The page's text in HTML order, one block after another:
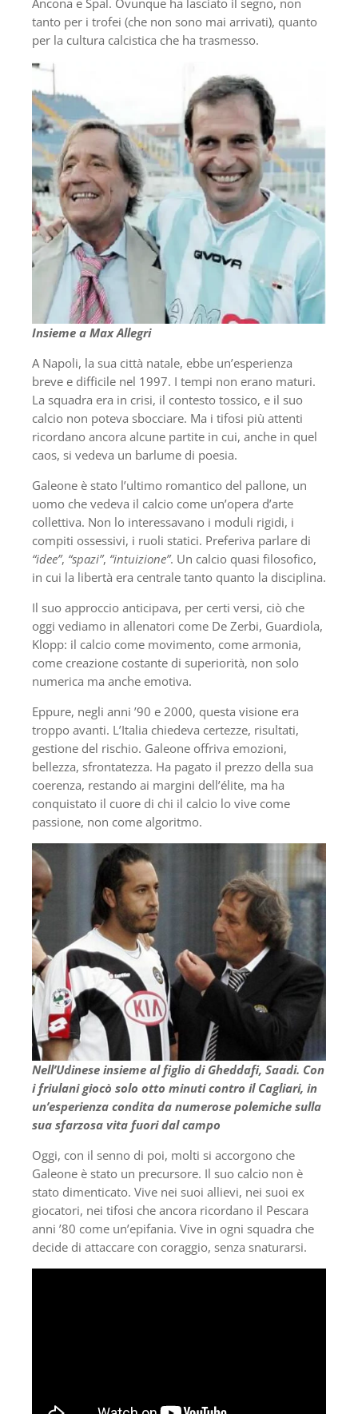
tanto per i trofei (che non sono mai arrivati), quanto
per la cultura calcistica che ha trasmesso.
Insieme a Max Allegri
A Napoli, la sua città natale, ebbe un’esperienza
breve e difficile nel 1997. I tempi non erano maturi.
La squadra era in crisi, il contesto tossico, e il suo
calcio non poteva sbocciare. Ma i tifosi più attenti
ricordano ancora alcune partite in cui, anche in quel
caos, si vedeva un barlume di poesia.
Galeone è stato l’ultimo romantico del pallone, un
uomo che vedeva il calcio come un’opera d’arte
collettiva. Non lo interessavano i moduli rigidi, i
compiti ossessivi, i ruoli statici. Preferiva parlare di
“idee”, “spazi”, “intuizione”. Un calcio quasi filosofico,
in cui la libertà era centrale tanto quanto la disciplina.
Il suo approccio anticipava, per certi versi, ciò che
oggi vediamo in allenatori come De Zerbi, Guardiola,
Klopp: il calcio come movimento, come armonia,
come creazione costante di superiorità, non solo
numerica ma anche emotiva.
Eppure, negli anni ’90 e 2000, questa visione era
troppo avanti. L’Italia chiedeva certezze, risultati,
gestione del rischio. Galeone offriva emozioni,
bellezza, sfrontatezza. Ha pagato il prezzo della sua
coerenza, restando ai margini dell’élite, ma ha
conquistato il cuore di chi il calcio lo vive come
passione, non come algoritmo.
Nell’Udinese insieme al figlio di Gheddafi, Saadi. Con
i friulani giocò solo otto minuti contro il Cagliari, in
un’esperienza condita da numerose polemiche sulla
sua sfarzosa vita fuori dal campo
Oggi, con il senno di poi, molti si accorgono che
Galeone è stato un precursore. Il suo calcio non è
stato dimenticato. Vive nei suoi allievi, nei suoi ex
giocatori, nei tifosi che ancora ricordano il Pescara
anni ’80 come un’epifania. Vive in ogni squadra che
decide di attaccare con coraggio, senza snaturarsi.